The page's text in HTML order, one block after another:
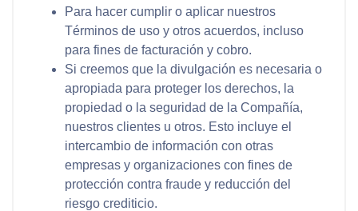
Para hacer cumplir o aplicar nuestros
Términos de uso y otros acuerdos, incluso
para fines de facturación y cobro.
Si creemos que la divulgación es necesaria o
apropiada para proteger los derechos, la
propiedad o la seguridad de la Compañía,
nuestros clientes u otros. Esto incluye el
intercambio de información con otras
empresas y organizaciones con fines de
protección contra fraude y reducción del
riesgo crediticio.